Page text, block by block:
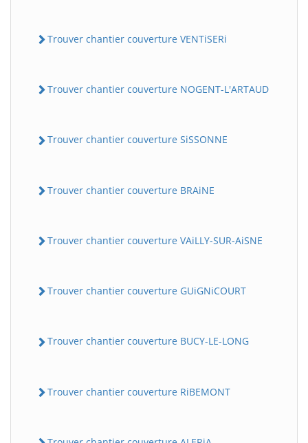
Trouver chantier couverture VENTiSERi
Trouver chantier couverture NOGENT-L'ARTAUD
Trouver chantier couverture SiSSONNE
Trouver chantier couverture BRAiNE
Trouver chantier couverture VAiLLY-SUR-AiSNE
Trouver chantier couverture GUiGNiCOURT
Trouver chantier couverture BUCY-LE-LONG
Trouver chantier couverture RiBEMONT